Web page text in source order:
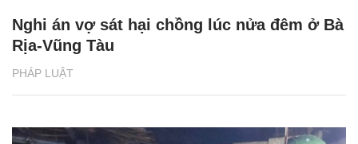
PHÁP LUẬT
Nghi án vợ sát hại chồng lúc nửa đêm ở Bà
Rịa-Vũng Tàu